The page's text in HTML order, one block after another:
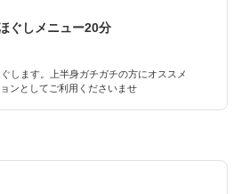
ぐしメニュー20分
します。上半身ガチガチの方にオススメ
ンとしてご利用くださいませ